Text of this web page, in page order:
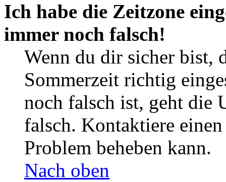
Ich habe die Zeitzone
immer noch falsch!
Wenn du dir sicher bist,
Sommerzeit richtig
noch falsch ist, geht die
falsch. Kontaktiere
Problem beheben kann.
Nach oben